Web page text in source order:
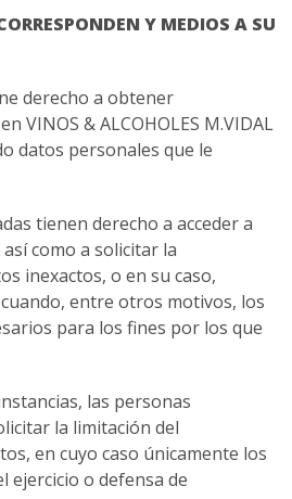
Y MEDIOS A SU
derecho a obtener
VINOS & ALCOHOLES M.VIDAL
datos personales que le
tienen derecho a acceder a
como a solicitar la
inexactos, o en su caso,
entre otros motivos, los
para los fines por los que
las personas
la limitación del
en cuyo caso únicamente los
ejercicio o defensa de